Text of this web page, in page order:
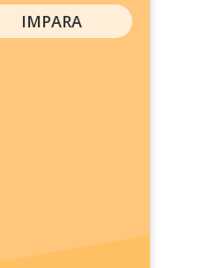
IMPARA